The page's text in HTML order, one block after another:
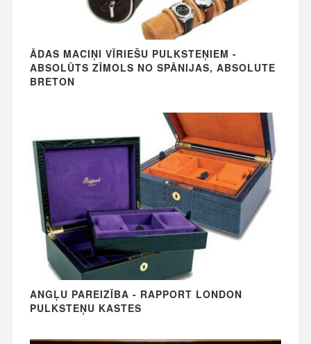
ĀDAS MACIŅI VĪRIEŠU PULKSTEŅIEM -
ABSOLŪTS ZĪMOLS NO SPĀNIJAS, ABSOLUTE
BRETON
ANGĻU PAREIZĪBA - RAPPORT LONDON
PULKSTEŅU KASTES